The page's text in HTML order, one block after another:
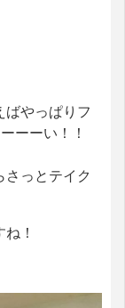
ばやっぱりフ
ーーい！！
っとテイク
！